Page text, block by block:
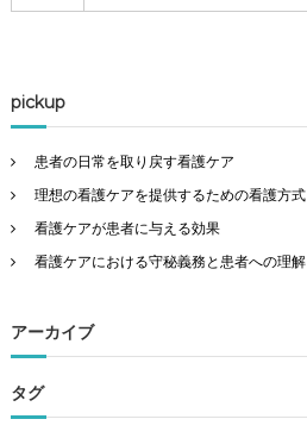
pickup
患者の日常を取り戻す看護ケア
理想の看護ケアを提供するための看護方式
看護ケアが患者に与える効果
看護ケアにおける守秘義務と患者への理解
アーカイブ
タグ